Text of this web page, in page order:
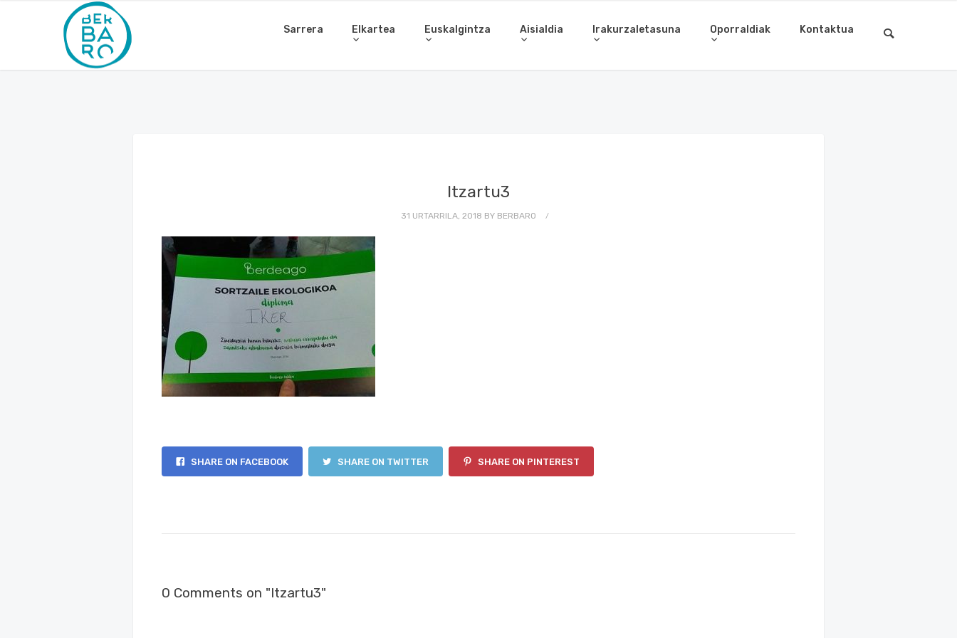
Sarrera Elkartea Euskalgintza Aisialdia Irakurzaletasuna Oporraldiak Kontaktua
Itzartu3
31 URTARRILA, 2018 BY BERBARO
SHARE ON FACEBOOK SHARE ON TWITTER SHARE ON PINTEREST
0 Comments on "Itzartu3"